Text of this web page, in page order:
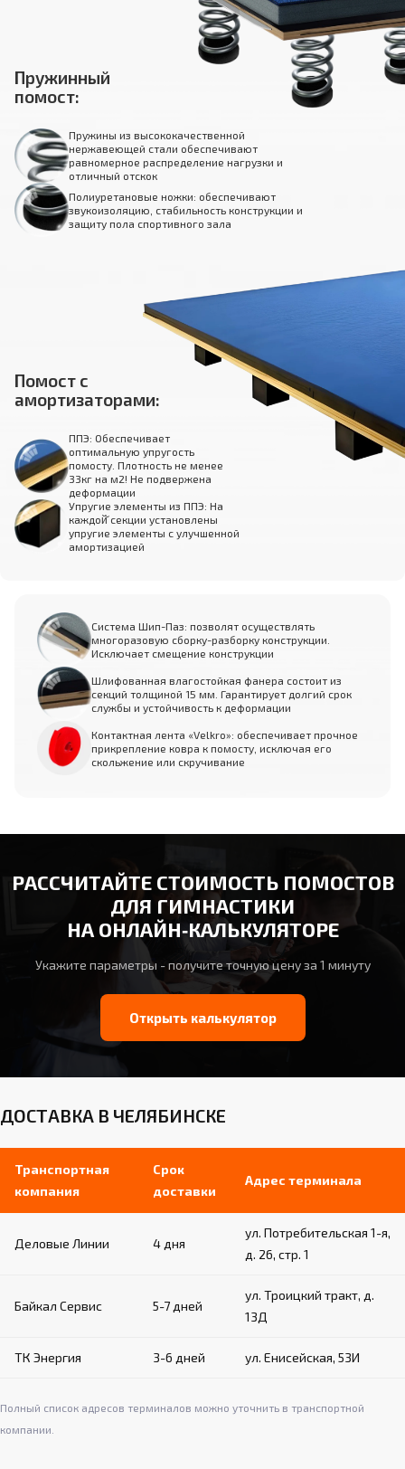
Пружинный
помост:
Пружины из высококачественной
нержавеющей стали обеспечивают
равномерное распределение нагрузки и
отличный отскок
Полиуретановые ножки: обеспечивают
звукоизоляцию, стабильность конструкции и
защиту пола спортивного зала
Помост с
амортизаторами:
ППЭ: Обеспечивает
оптимальную упругость
помосту. Плотность не менее
33кг на м2! Не подвержена
деформации
Упругие элементы из ППЭ: На
каждой̆ секции установлены
упругие элементы с улучшенной
амортизацией
Система Шип-Паз: позволят осуществлять
многоразовую сборку-разборку конструкции.
Исключает смещение конструкции
Шлифованная влагостойкая фанера состоит из
секций толщиной 15 мм. Гарантирует долгий срок
службы и устойчивость к деформации
Контактная лента «Velkro»: обеспечивает прочное
прикрепление ковра к помосту, исключая его
скольжение или скручивание
РАССЧИТАЙТЕ СТОИМОСТЬ ПОМОСТОВ
ДЛЯ ГИМНАСТИКИ
НА ОНЛАЙН‑КАЛЬКУЛЯТОРЕ
Укажите параметры - получите точную цену за 1 минуту
Открыть калькулятор
ДОСТАВКА В ЧЕЛЯБИНСКЕ
Транспортная
компания
Срок
доставки
Адрес терминала
Деловые Линии 4 дня
ул. Потребительская 1-я,
д. 26, стр. 1
Байкал Сервис 5-7 дней
ул. Троицкий тракт, д.
13Д
ТК Энергия 3-6 дней ул. Енисейская, 53И
Полный список адресов терминалов можно уточнить в транспортной
компании.